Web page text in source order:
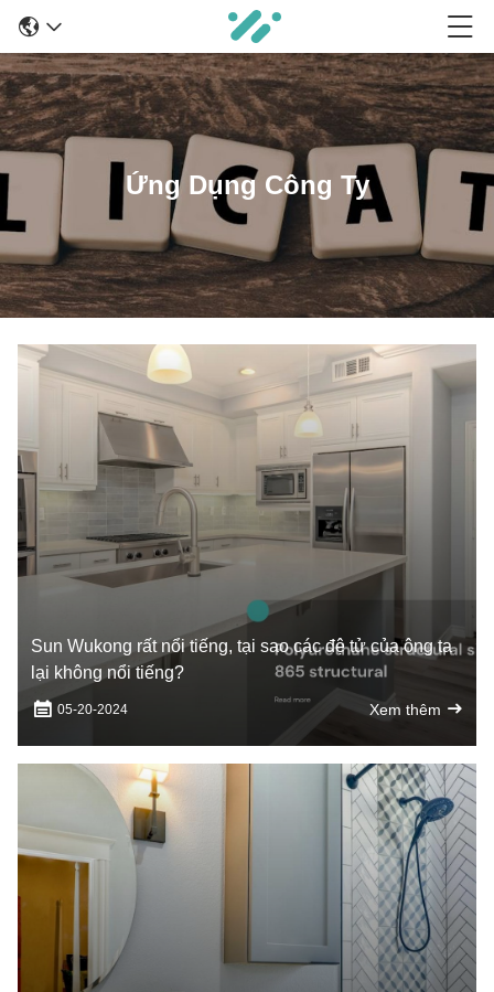
Ứng Dụng Công Ty
Sun Wukong rất nổi tiếng, tại sao các đệ tử của ông ta
lại không nổi tiếng?
05-20-2024 Xem thêm